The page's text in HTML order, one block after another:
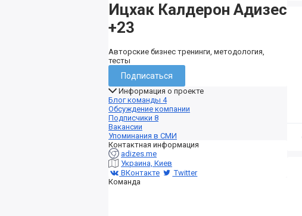
Ицхак Калдерон Адизес
+23
Авторские бизнес тренинги, методология,
тесты
Подписаться
Информация о проекте
Блог команды 4
Обсуждение компании
Подписчики 8
Вакансии
Упоминания в СМИ
Контактная информация
adizes.me
Украина, Киев
ВКонтакте
Twitter
Команда